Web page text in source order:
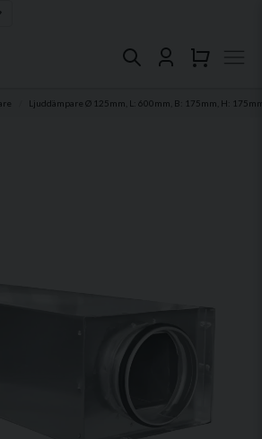
Ljuddämpare Ø 125mm, L: 600mm, B: 175mm, H: